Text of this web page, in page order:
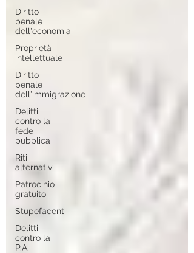
Diritto
penale
dell'economia
Proprietà
intellettuale
Diritto
penale
dell'immigrazione
Delitti
contro la
fede
pubblica
Riti
alternativi
Patrocinio
gratuito
Stupefacenti
Delitti
contro la
P.A.